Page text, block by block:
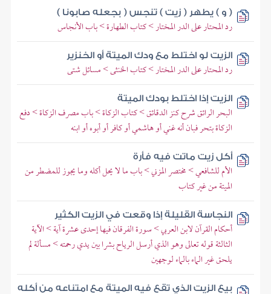
( و ) يطهر ( زيت ) تنجس ( بجعله صابونا )
رد المحتار على الدر المختار > كتاب الطهارة > باب الأنجاس
الزيت لو اختلط مع ودك الميتة أو الخنزير
رد المحتار على الدر المختار > كتاب الخنثى > مسائل شتى
الزيت إذا اختلط بودك الميتة
البحر الرائق شرح كنز الدقائق > كتاب الزكاة > باب مصرف الزكاة > دفع
الزكاة بتحر فبان أنه غني أو هاشمي أو كافر أو أبوه أو ابنه
أكل زيت ماتت فيه فأرة
الأم للشافعي > مختصر المزني > باب ما لا يحل أكله وما يجوز للمضطر من
الميتة من غير كتاب
النجاسة القليلة إذا وقعت في الزيت الكثير
أحكام القرآن لابن العربي > سورة الفرقان فيها إحدى عشرة آية > الآية
الثالثة قوله تعالى وهو الذي أرسل الرياح بشرا بين يدي رحمته > مسألة لم
يلحق غير الماء بالماء لوجهين
بيع الزيت الذي تقع فيه الميتة مع امتناعه من أكله